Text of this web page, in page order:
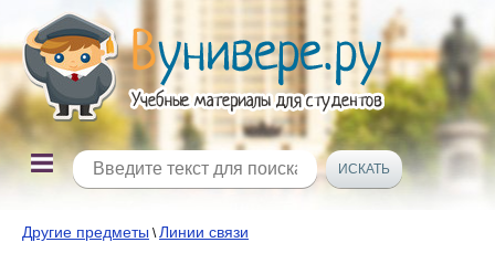
Другие предметы \Линии связи